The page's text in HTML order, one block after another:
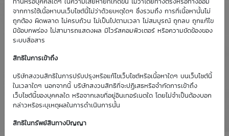
จากการใช้เนื้อหาบนเว็บไซต์นี้ไม่ว่าด้วยเหตุใดๆ ซึ่งรวมถึง การที่เนื้อหานั้นไม่
ถูกต้อง ผิดพลาด ไม่ครบถ้วน ไม่เป็นไปตามเวลา ไม่สมบูรณ์ ถูกลบ ถูกแก้ไข
มีข้อบกพร่อง ไม่สามารถแสดงผล มีไวรัสคอมพิวเตอร์ หรือความขัดข้องของ
ระบบสื่อสาร
สิทธิในการเข้าถึง
บริษัทสงวนสิทธิในการปรับปรุงหรือแก้ไขเว็บไซต์หรือเนื้อหาใดๆ บนเว็บไซต์นี้
ในเวลาใดๆ นอกจากนี้ บริษัทสงวนสิทธิที่จะปฏิเสธหรือจำกัดการเข้าถึง
เว็บไซต์นี้ของบุคคลใด หรือจากเลขที่อยู่อินเทอร์เนตใด โดยไม่จำเป็นต้องบอก
กล่าวหรือระบุเหตุผลในการดำเนินการนั้น
สิทธิในทรัพย์สินทางปัญญา
Coming Soon New
Hot Trade
Nearly Expired Last Trading Date